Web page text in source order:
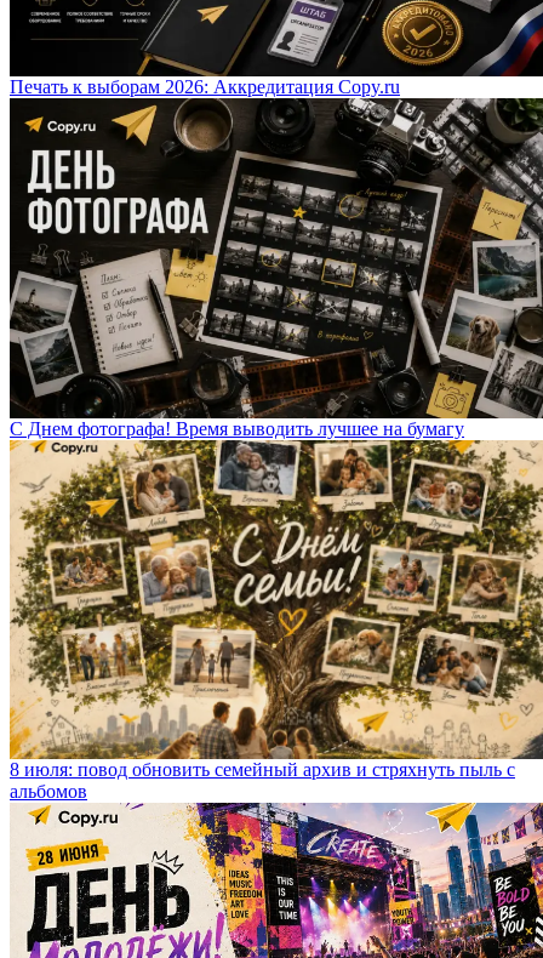
Печать к выборам 2026: Аккредитация Copy.ru
С Днем фотографа! Время выводить лучшее на бумагу
8 июля: повод обновить семейный архив и стряхнуть пыль с
альбомов